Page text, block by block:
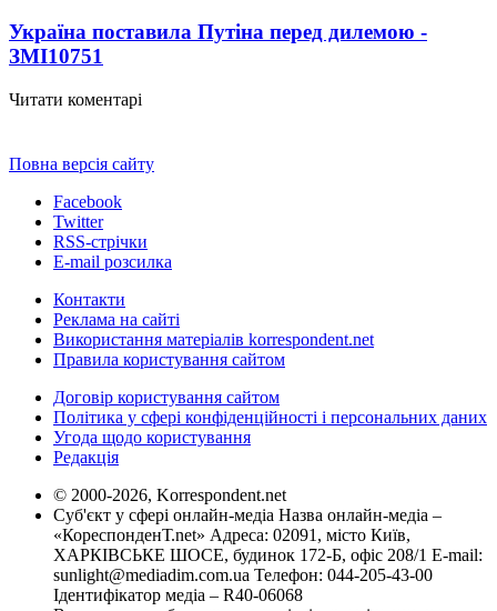
Україна поставила Путіна перед дилемою -
ЗМІ10751
Читати коментарі
Повна версія сайту
Facebook
Twitter
RSS-стрічки
E-mail розсилка
Контакти
Реклама на сайті
Використання матеріалів korrespondent.net
Правила користування сайтом
Договір користування сайтом
Політика у сфері конфіденційності і персональних даних
Угода щодо користування
Редакція
© 2000-2026, Korrespondent.net
Суб'єкт у сфері онлайн-медіа Назва онлайн-медіа –
«КореспонденТ.net» Адреса: 02091, місто Київ,
ХАРКІВСЬКЕ ШОСЕ, будинок 172-Б, офіс 208/1 E-mail:
sunlight@mediadim.com.ua Телефон: 044-205-43-00
Ідентифікатор медіа – R40-06068